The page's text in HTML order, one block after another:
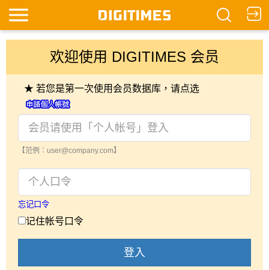
欢迎使用 DIGITIMES 会员
★ 若您是第一次使用会员数据库，请点选
【范例：user@company.com】
忘记口令
记住帐号口令
登入